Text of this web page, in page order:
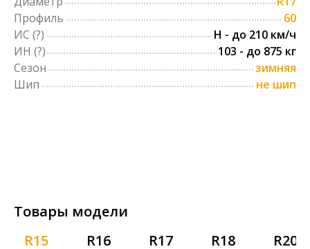
Профиль
60
ИС (?)
H - до 210 км/ч
ИН (?)
103 - до 875 кг
Сезон
зимняя
Шип
не шип
Товары модели
R15
R16 R17 R18 R20